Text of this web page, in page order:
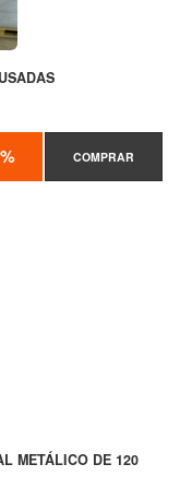
COMPRAR
METÁLICO DE 120